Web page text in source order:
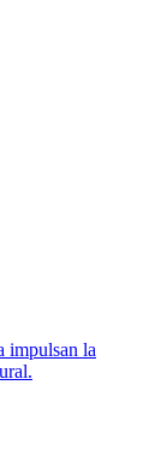
impulsan la